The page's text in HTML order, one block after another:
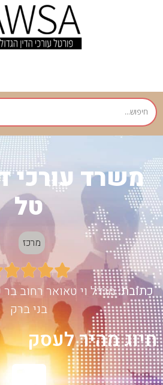
משרד עורכי
טל
מרכז




כתובת:
בני ברק
חיוג מהיר לעסק